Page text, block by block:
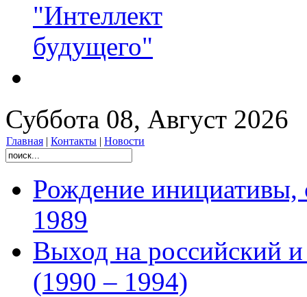
"Интеллект
будущего"
Суббота 08, Август 2026
Главная | Контакты | Новости
Рождение инициативы,
1989
Выход на российский
(1990 – 1994)